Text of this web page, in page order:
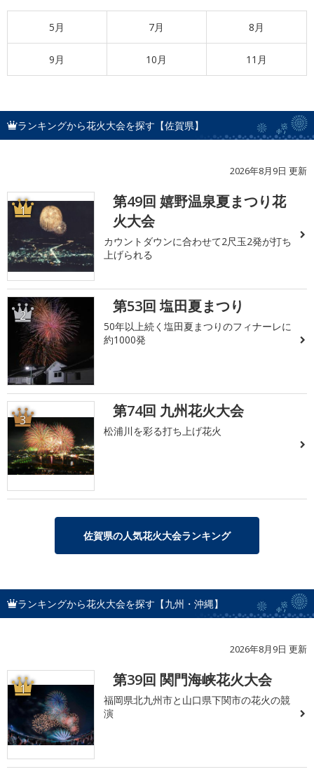
5月 7月 8月
9月 10月 11月
ランキングから花火大会を探す【佐賀県】
2026年8月9日 更新
1
第49回 嬉野温泉夏まつり花
火大会
カウントダウンに合わせて2尺玉2発が打ち
上げられる
2 第53回 塩田夏まつり
50年以上続く塩田夏まつりのフィナーレに
約1000発
3 第74回 九州花火大会
松浦川を彩る打ち上げ花火
佐賀県の人気花火大会ランキング
ランキングから花火大会を探す【九州・沖縄】
2026年8月9日 更新
1 第39回 関門海峡花火大会
福岡県北九州市と山口県下関市の花火の競
演